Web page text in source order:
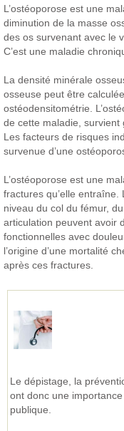
L’ostéoporose est une
diminution de la masse
des os survenant avec le
C’est une maladie
La densité minérale
osseuse peut être
ostéodensitométrie.
de cette maladie, survient
Les facteurs de risques
survenue d’une
L’ostéoporose est une
fractures qu’elle
niveau du col du fémur,
articulation peuvent avoir
fonctionnelles avec
l’origine d’une mortalité
après ces fractures.
Le dépistage, la
ont donc une
publique.